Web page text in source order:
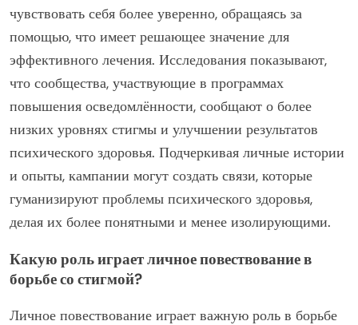
отторжение, что усугубляет их состояние. В
результате решение проблемы стигмы имеет
решающее значение для улучшения результатов
психического здоровья и содействия общественному
благополучию.
Как образовательные и информационные
кампании могут снизить стигму?
Образовательные и информационные кампании могут
значительно снизить стигму, окружающую
эмпатии. Эти инициативы предоставляют точную
информацию, развеивают мифы и поощряют
открытые разговоры. В результате люди могут